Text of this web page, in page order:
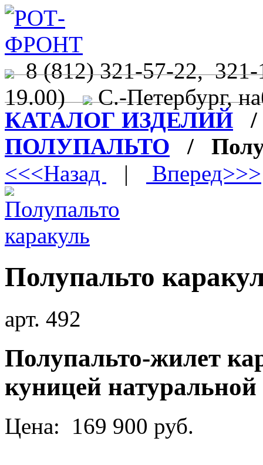
8 (812) 321-57-22,
19.00) С.-Петербург,
КАТАЛОГ ИЗДЕЛИЙ
ПОЛУПАЛЬТО /
<<<Назад
| Вперед>>>
Полупальто
арт. 492
Полупальто-жилет
куницей натуральной
Цена: 169 900 руб.